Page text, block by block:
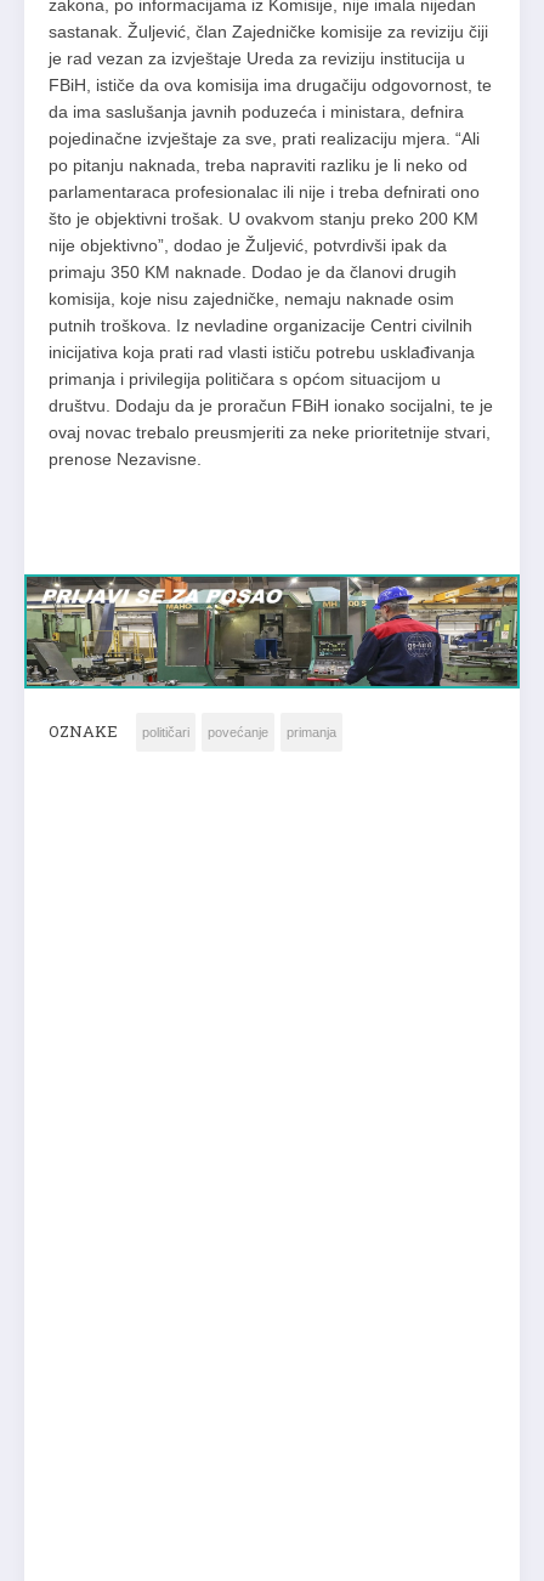
zakona, po informacijama iz Komisije, nije imala nijedan
sastanak. Žuljević, član Zajedničke komisije za reviziju čiji
je rad vezan za izvještaje Ureda za reviziju institucija u
FBiH, ističe da ova komisija ima drugačiju odgovornost, te
da ima saslušanja javnih poduzeća i ministara, defnira
pojedinačne izvještaje za sve, prati realizaciju mjera. “Ali
po pitanju naknada, treba napraviti razliku je li neko od
parlamentaraca profesionalac ili nije i treba defnirati ono
što je objektivni trošak. U ovakvom stanju preko 200 KM
nije objektivno”, dodao je Žuljević, potvrdivši ipak da
primaju 350 KM naknade. Dodao je da članovi drugih
komisija, koje nisu zajedničke, nemaju naknade osim
putnih troškova. Iz nevladine organizacije Centri civilnih
inicijativa koja prati rad vlasti ističu potrebu usklađivanja
primanja i privilegija političara s općom situacijom u
društvu. Dodaju da je proračun FBiH ionako socijalni, te je
ovaj novac trebalo preusmjeriti za neke prioritetnije stvari,
prenose Nezavisne.
OZNAKE političari povećanje primanja